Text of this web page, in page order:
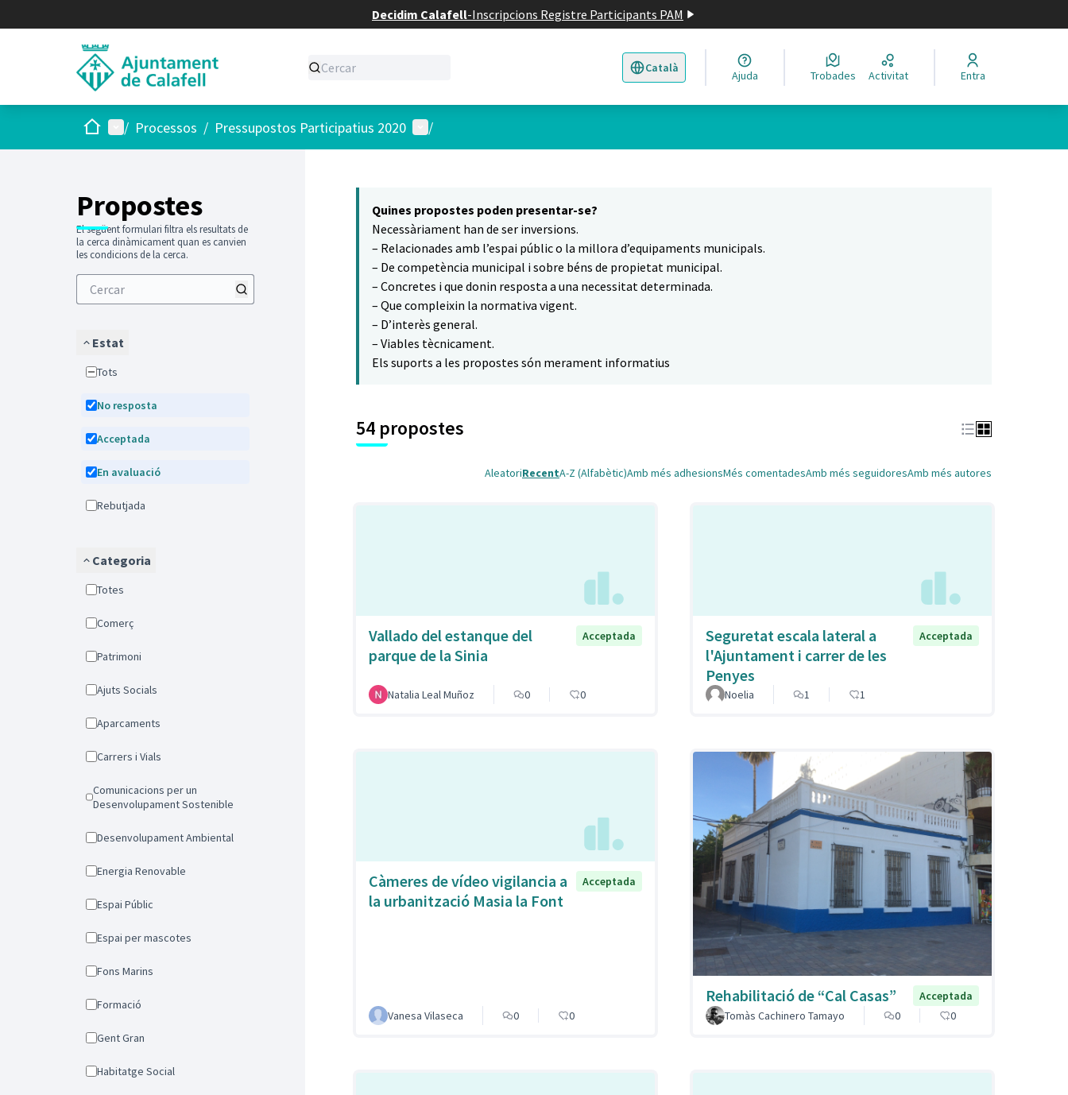
Decidim Calafell-Inscripcions Registre Participants PAM
Català
Triar la llengua Elegir el idioma
Ajuda Trobades Activitat Entra
Inici Menú principal
/ Processos / Pressupostos Participatius 2020 Menú d'usuari
/
Propostes
El següent formulari filtra els resultats de
la cerca dinàmicament quan es canvien
les condicions de la cerca.
Estat
Tots
No resposta
Acceptada
En avaluació
Rebutjada
Categoria
Totes
Comerç
Patrimoni
Ajuts Socials
Aparcaments
Carrers i Vials
Comunicacions per un
Desenvolupament Sostenible
Desenvolupament Ambiental
Energia Renovable
Espai Públic
Espai per mascotes
Fons Marins
Formació
Gent Gran
Habitatge Social
Quines propostes poden presentar-se?
Necessàriament han de ser inversions.
– Relacionades amb l’espai públic o la millora d’equipaments municipals.
– De competència municipal i sobre béns de propietat municipal.
– Concretes i que donin resposta a una necessitat determinada.
– Que compleixin la normativa vigent.
– D’interès general.
– Viables tècnicament.
Els suports a les propostes són merament informatius
54 propostes
AleatoriRecentA-Z (Alfabètic)Amb més adhesionsMés comentadesAmb més seguidoresAmb més autores
Vallado del estanque del
parque de la Sinia
Acceptada
Natalia Leal Muñoz 0 0
Seguretat escala lateral a
l'Ajuntament i carrer de les
Penyes
Acceptada
Noelia 1 1
Càmeres de vídeo vigilancia a
la urbanització Masia la Font
Acceptada
Vanesa Vilaseca 0 0
Rehabilitació de “Cal Casas”
Acceptada
Tomàs Cachinero Tamayo
0 0